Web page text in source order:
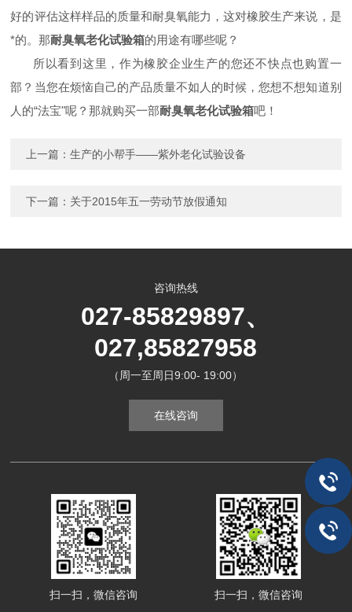
好的评估这样样品的质量和耐臭氧能力，这对橡胶生产来说，是
*的。那耐臭氧老化试验箱的用途有哪些呢？
所以看到这里，作为橡胶企业生产的您还不快点也购置一
部？当您在烦恼自己的产品质量不如人的时候，您想不想知道别
人的“法宝"呢？那就购买一部耐臭氧老化试验箱吧！
上一篇：生产的小帮手——紫外老化试验设备
下一篇： 关于2015年五一劳动节放假通知
咨询热线
027-85829897、
027,85827958
（周一至周日9:00- 19:00）
在线咨询
扫一扫，微信咨询 扫一扫，微信咨询